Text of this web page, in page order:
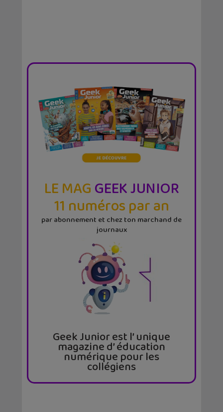
LE MAGGEEK JUNIOR
11 numéros par an
par abonnement et chez ton marchand de
journaux
Geek Junior est l’ unique
magazine d’ éducation
numérique pour les
collégiens